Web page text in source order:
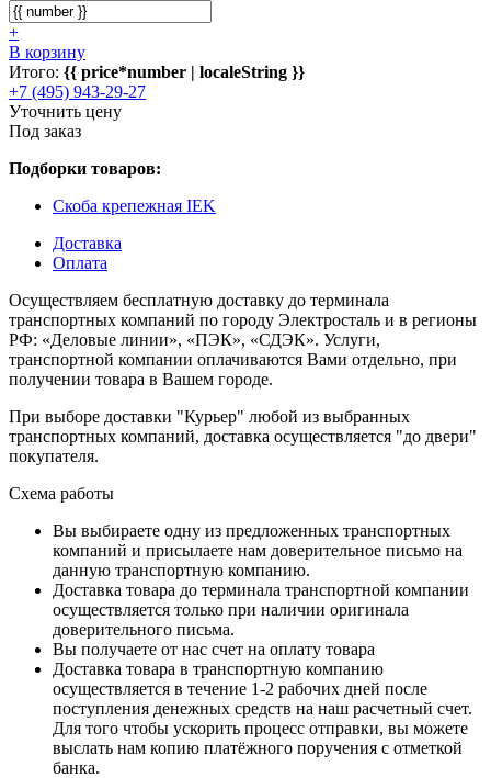
+
В корзину
Итого: {{ price*number | localeString }}
+7 (495) 943-29-27
Уточнить цену
Под заказ
Подборки товаров:
Скоба крепежная IEK
Доставка
Оплата
Осуществляем бесплатную доставку до терминала
транспортных компаний по городу Электросталь и в регионы
РФ: «Деловые линии», «ПЭК», «СДЭК». Услуги,
транспортной компании оплачиваются Вами отдельно, при
получении товара в Вашем городе.
При выборе доставки "Курьер" любой из выбранных
транспортных компаний, доставка осуществляется "до двери"
покупателя.
Схема работы
Вы выбираете одну из предложенных транспортных
компаний и присылаете нам доверительное письмо на
данную транспортную компанию.
Доставка товара до терминала транспортной компании
осуществляется только при наличии оригинала
доверительного письма.
Вы получаете от нас счет на оплату товара
Доставка товара в транспортную компанию
осуществляется в течение 1-2 рабочих дней после
поступления денежных средств на наш расчетный счет.
Для того чтобы ускорить процесс отправки, вы можете
выслать нам копию платёжного поручения с отметкой
банка.